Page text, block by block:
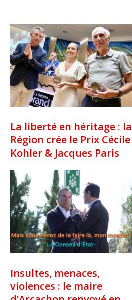
La liberté en héritage : la
Région crée le Prix Cécile
Kohler & Jacques Paris
Insultes, menaces,
violences : le maire